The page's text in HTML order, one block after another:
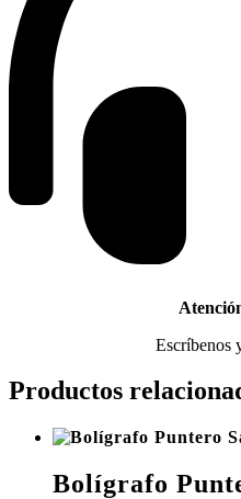
Escríbenos
Productos
Bolígrafo